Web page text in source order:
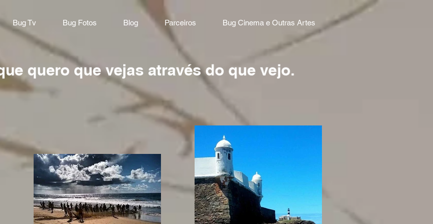
Bug Tv Bug Fotos Blog Parceiros Bug Cinema e Outras Artes